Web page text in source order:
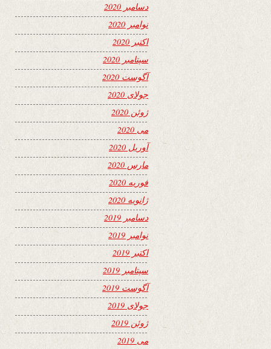
دسامبر 2020
نوامبر 2020
اکتبر 2020
سپتامبر 2020
آگوست 2020
جولای 2020
ژوئن 2020
می 2020
آوریل 2020
مارس 2020
فوریه 2020
ژانویه 2020
دسامبر 2019
نوامبر 2019
اکتبر 2019
سپتامبر 2019
آگوست 2019
جولای 2019
ژوئن 2019
می 2019